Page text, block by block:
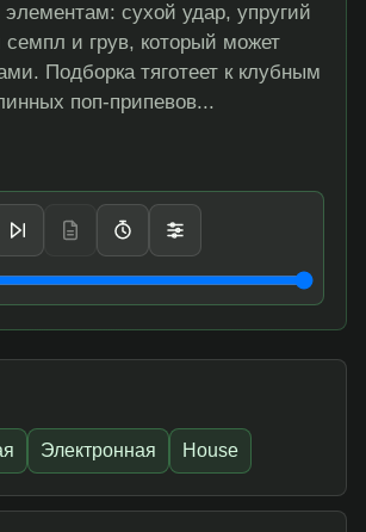
сухой удар, упругий
семпл и грув, который может
Подборка тяготеет к клубным
поп-припевов...
плеером
Электронная House